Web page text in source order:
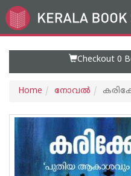
Go
to
Checkout 0
Home നോവല്‍